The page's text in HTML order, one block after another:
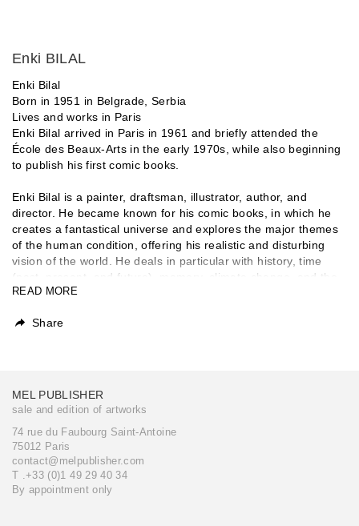
Enki BILAL
Enki Bilal
Born in 1951 in Belgrade, Serbia
Lives and works in Paris
Enki Bilal arrived in Paris in 1961 and briefly attended the
École des Beaux-Arts in the early 1970s, while also beginning
to publish his first comic books.
Enki Bilal is a painter, draftsman, illustrator, author, and
director. He became known for his comic books, in which he
creates a fantastical universe and explores the major themes
of the human condition, offering his realistic and disturbing
vision of the world. He deals in particular with history, time
(past, present, and future), memory, climate change, and the
digital world. He won the Grand Prix at the Angoulême
legendary albums have been translated around the world, has
Enki Bilal said: “Current events and history influence artists
their meaning in the depths of time.”
READ MORE
Share
MEL PUBLISHER
sale and edition of artworks
74 rue du Faubourg Saint-Antoine
75012 Paris
contact@melpublisher.com
T .+33 (0)1 49 29 40 34
By appointment only